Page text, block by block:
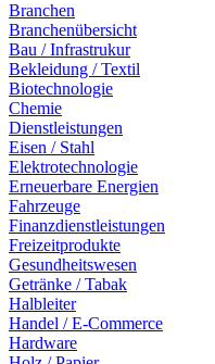
Branchen
Branchenübersicht
Bau / Infrastrukur
Bekleidung / Textil
Biotechnologie
Chemie
Dienstleistungen
Eisen / Stahl
Elektrotechnologie
Erneuerbare Energien
Fahrzeuge
Finanzdienstleistungen
Freizeitprodukte
Gesundheitswesen
Getränke / Tabak
Halbleiter
Handel / E-Commerce
Hardware